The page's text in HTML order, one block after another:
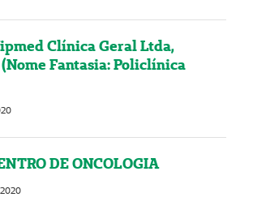
Clínica Geral Ltda,
Fantasia: Policlínica
DE ONCOLOGIA